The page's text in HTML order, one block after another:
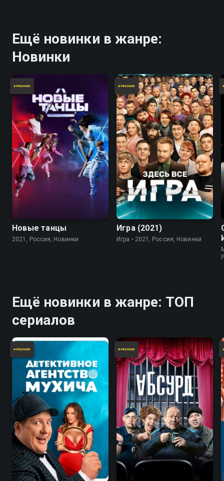
Ещё новинки в жанре:
Новинки
Новые танцы
2021, Россия, Новинки
7.8
Игра (2021)
Игра • 2021, Россия, Новинки
Ещё новинки в жанре: ТОП
сериалов